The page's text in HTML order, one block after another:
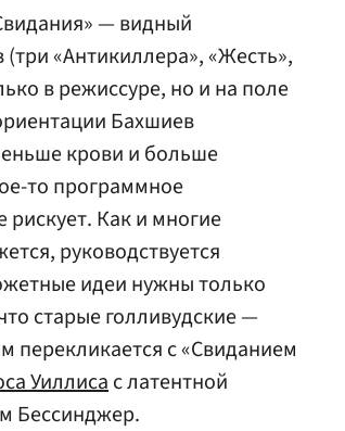
— видный
«Антикиллера», «Жесть»,
в режиссуре, но и на поле
Бахшиев
крови и больше
то программное
Как и многие
руководствуется
идеи нужны только
старые голливудские —
перекликается с «Свиданием
Уиллисас латентной
Бессинджер.